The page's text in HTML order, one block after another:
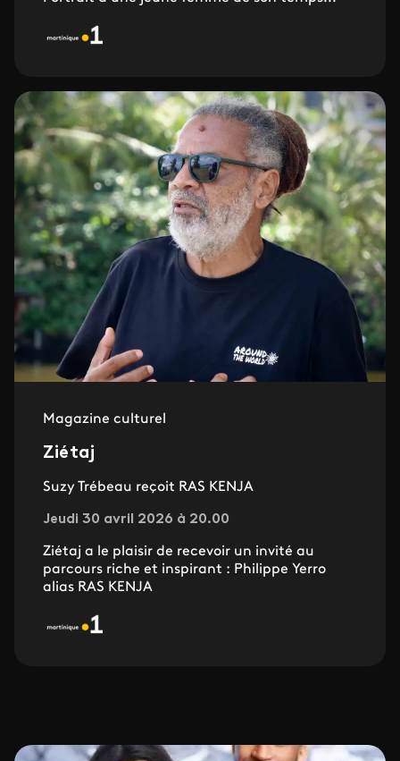
Magazine culturel
Ziétaj
Suzy Trébeau reçoit RAS KENJA
Jeudi 30 avril 2026 à 20.00
Ziétaj a le plaisir de recevoir un invité au
parcours riche et inspirant : Philippe Yerro
alias RAS KENJA